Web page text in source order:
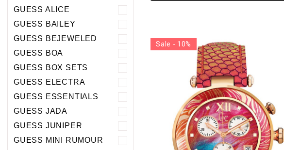
GUESS ALICE
GUESS BAILEY
GUESS BEJEWELED
GUESS BOA
GUESS BOX SETS
GUESS ELECTRA
GUESS ESSENTIALS
GUESS JADA
GUESS JUNIPER
GUESS MINI RUMOUR
Sale - 10%